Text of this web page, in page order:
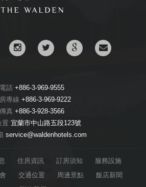
電話 +886-3-969-9555
專線 +886-3-969-9222
傳真 +886-3-928-3566
置 宜蘭市中山路五段123號
service@waldenhotels.com
住房資訊 訂房須知
服務設施
交通位置 周邊景點
飯店新聞